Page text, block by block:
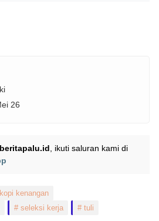
26
beritapalu.id , ikuti saluran kami di
kopi kenangan
seleksi kerja tuli